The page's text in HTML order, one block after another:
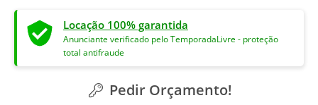
Locação 100% garantida
Anunciante verificado pelo TemporadaLivre - proteção
total antifraude
Pedir Orçamento!